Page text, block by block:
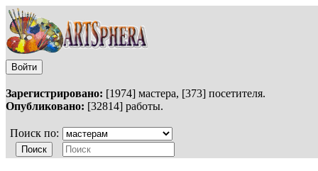
Войти
Зарегистрировано: [1974] мастера, [373] посетителя.
Опубликовано: [32814] работы.
Поиск по: